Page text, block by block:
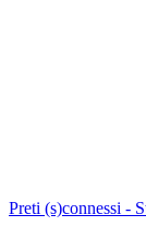
Preti (s)connessi -